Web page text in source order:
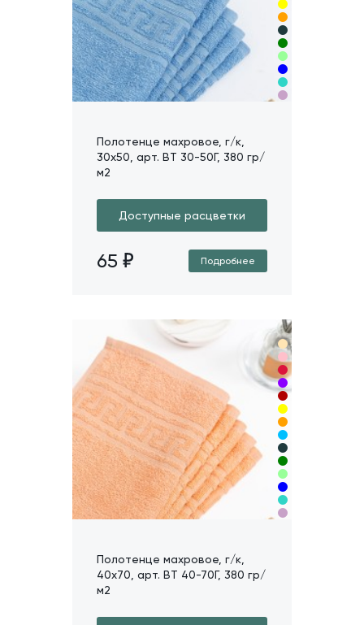
Полотенце махровое, г/к,
30х50, арт. ВТ 30-50Г, 380 гр/
м2
Доступные расцветки
65 Подробнее
Полотенце махровое, г/к,
40х70, арт. ВТ 40-70Г, 380 гр/
м2